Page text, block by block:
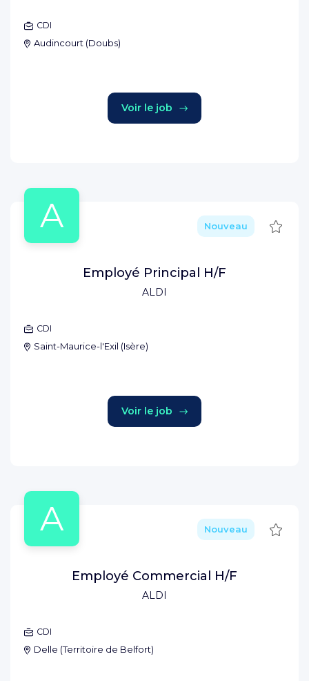
CDI
Audincourt (Doubs)
Voir le job
A
ALDI
Nouveau
Employé Principal H/F
CDI
Saint-Maurice-l'Exil (Isère)
Voir le job
A
ALDI
Nouveau
Employé Commercial H/F
CDI
Delle (Territoire de Belfort)